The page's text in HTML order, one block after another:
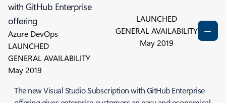
with GitHub Enterprise
offering
Azure DevOps
LAUNCHED
GENERAL AVAILABILITY
May 2019
LAUNCHED
GENERAL AVAILABILITY
May 2019
The new Visual Studio Subscription with GitHub Enterprise